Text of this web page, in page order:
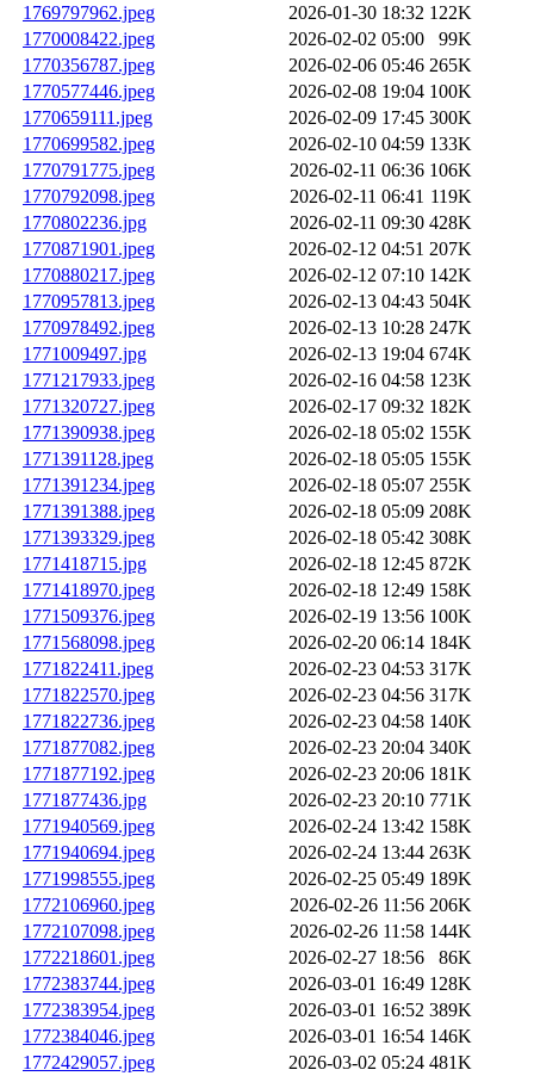
1769797962.jpeg
2026-01-30 18:32 122K
1770008422.jpeg
2026-02-02 05:00
99K
1770356787.jpeg
2026-02-06 05:46 265K
1770577446.jpeg
2026-02-08 19:04 100K
1770659111.jpeg
2026-02-09 17:45 300K
1770699582.jpeg
2026-02-10 04:59 133K
1770791775.jpeg
2026-02-11 06:36 106K
1770792098.jpeg
2026-02-11 06:41 119K
1770802236.jpg
2026-02-11 09:30 428K
1770871901.jpeg
2026-02-12 04:51 207K
1770880217.jpeg
2026-02-12 07:10 142K
1770957813.jpeg
2026-02-13 04:43 504K
1770978492.jpeg
2026-02-13 10:28 247K
1771009497.jpg
2026-02-13 19:04 674K
1771217933.jpeg
2026-02-16 04:58 123K
1771320727.jpeg
2026-02-17 09:32 182K
1771390938.jpeg
2026-02-18 05:02 155K
1771391128.jpeg
2026-02-18 05:05 155K
1771391234.jpeg
2026-02-18 05:07 255K
1771391388.jpeg
2026-02-18 05:09 208K
1771393329.jpeg
2026-02-18 05:42 308K
1771418715.jpg
2026-02-18 12:45 872K
1771418970.jpeg
2026-02-18 12:49 158K
1771509376.jpeg
2026-02-19 13:56 100K
1771568098.jpeg
2026-02-20 06:14 184K
1771822411.jpeg
2026-02-23 04:53 317K
1771822570.jpeg
2026-02-23 04:56 317K
1771822736.jpeg
2026-02-23 04:58 140K
1771877082.jpeg
2026-02-23 20:04 340K
1771877192.jpeg
2026-02-23 20:06 181K
1771877436.jpg
2026-02-23 20:10 771K
1771940569.jpeg
2026-02-24 13:42 158K
1771940694.jpeg
2026-02-24 13:44 263K
1771998555.jpeg
2026-02-25 05:49 189K
1772106960.jpeg
2026-02-26 11:56 206K
1772107098.jpeg
2026-02-26 11:58 144K
1772218601.jpeg
2026-02-27 18:56
86K
1772383744.jpeg
2026-03-01 16:49 128K
1772383954.jpeg
2026-03-01 16:52 389K
1772384046.jpeg
2026-03-01 16:54 146K
1772429057.jpeg
2026-03-02 05:24 481K